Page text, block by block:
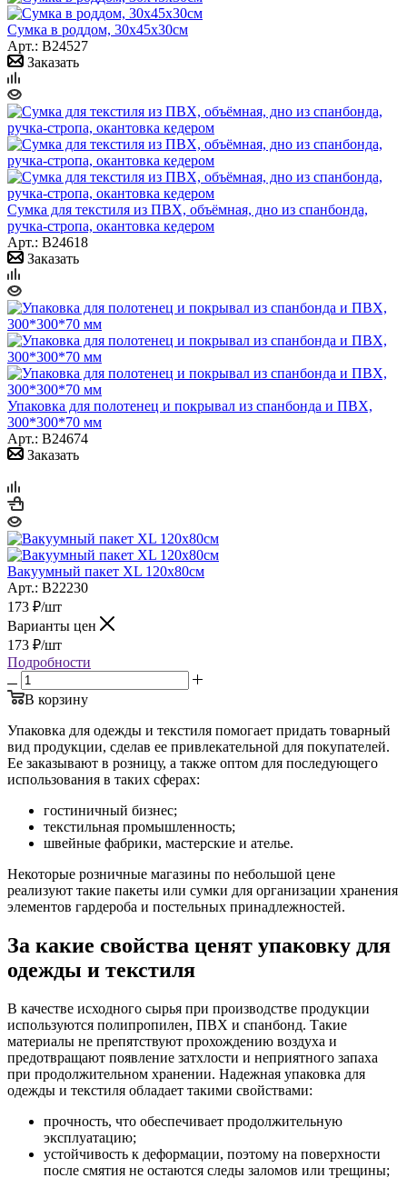
Сумка в роддом, 30х45х30см
Арт.: B24527
Заказать
Сумка для текстиля из ПВХ, объёмная, дно из спанбонда,
ручка-стропа, окантовка кедером
Арт.: B24618
Заказать
Упаковка для полотенец и покрывал из спанбонда и ПВХ,
300*300*70 мм
Арт.: B24674
Заказать
Вакуумный пакет XL 120х80см
Арт.: B22230
173 ₽/шт
Варианты цен
173 ₽/шт
Подробности
В корзину
Упаковка для одежды и текстиля помогает придать товарный
вид продукции, сделав ее привлекательной для покупателей.
Ее заказывают в розницу, а также оптом для последующего
использования в таких сферах:
гостиничный бизнес;
текстильная промышленность;
швейные фабрики, мастерские и ателье.
Некоторые розничные магазины по небольшой цене
реализуют такие пакеты или сумки для организации хранения
элементов гардероба и постельных принадлежностей.
За какие свойства ценят упаковку для
одежды и текстиля
В качестве исходного сырья при производстве продукции
используются полипропилен, ПВХ и спанбонд. Такие
материалы не препятствуют прохождению воздуха и
предотвращают появление затхлости и неприятного запаха
при продолжительном хранении. Надежная упаковка для
одежды и текстиля обладает такими свойствами:
прочность, что обеспечивает продолжительную
эксплуатацию;
устойчивость к деформации, поэтому на поверхности
после смятия не остаются следы заломов или трещины;